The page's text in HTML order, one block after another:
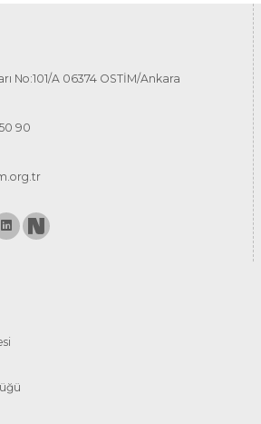
No:101/A 06374 OSTİM/Ankara
90